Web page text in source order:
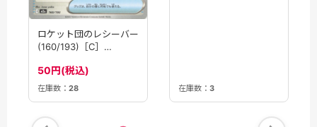
ロケット団のレシーバー
(160/193)［C］
50円(税込)
在庫数： 28 在庫数： 3